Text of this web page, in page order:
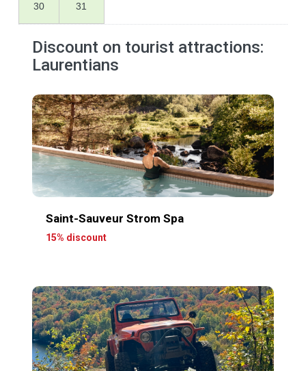
30 31
Discount on tourist attractions:
Laurentians
Saint-Sauveur Strom Spa
15% discount